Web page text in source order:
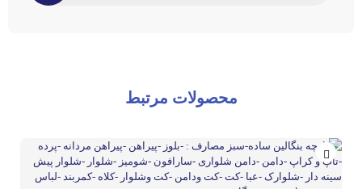
محصولات مرتبط